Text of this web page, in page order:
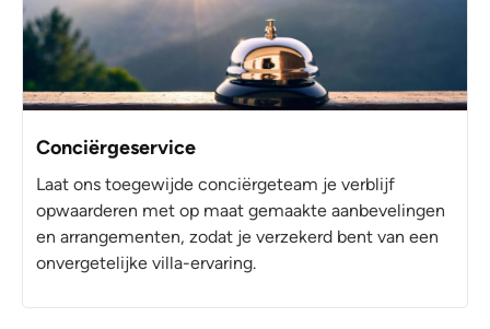
Conciërgeservice
Laat ons toegewijde conciërgeteam je verblijf
opwaarderen met op maat gemaakte aanbevelingen
en arrangementen, zodat je verzekerd bent van een
onvergetelijke villa-ervaring.